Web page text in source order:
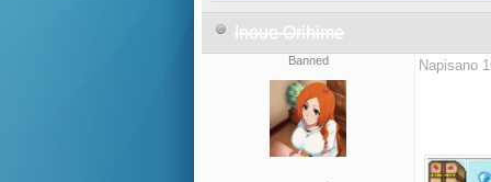
Inoue Orihime
Banned Napisano